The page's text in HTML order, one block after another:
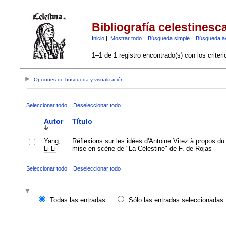
Bibliografía
Inicio| Mostrar todo| Búsqueda simple| Búsqueda
1–1 de 1 registro encontrado(s) con los
Opciones de búsqueda y visualización
Seleccionar todo Deseleccionar todo
Autor Título
Yang,
Li-Li
Réflexions sur les idées d'Antoine Vitez à propos
mise en scène de "La Célestine" de F. de Rojas
Seleccionar todo Deseleccionar todo
Todas las entradas
Sólo las entradas seleccionadas: